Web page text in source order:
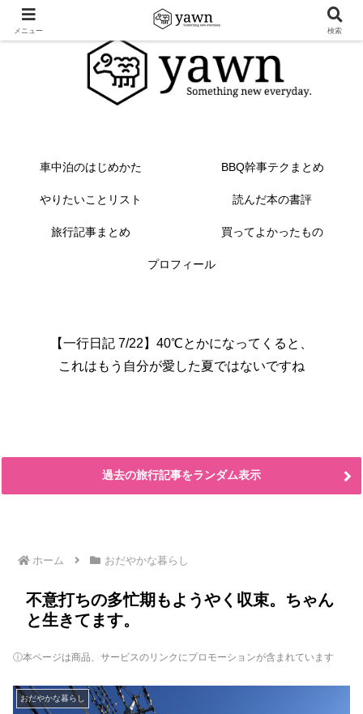
車中泊のはじめかた BBQ幹事テクまとめ
やりたいことリスト 読んだ本の書評
旅行記事まとめ 買ってよかったもの
プロフィール
【一行日記 7/22】40℃とかになってくると、
これはもう自分が愛した夏ではないですね
過去の旅行記事をランダム表示
ホーム おだやかな暮らし
不意打ちの多忙期もようやく収束。ちゃん
と生きてます。
ⓘ本ページは商品、サービスのリンクにプロモーションが含まれています
おだやかな暮らし
メニュー 検索